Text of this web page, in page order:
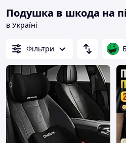
Подушка в шкода на
в Україні
Фільтри